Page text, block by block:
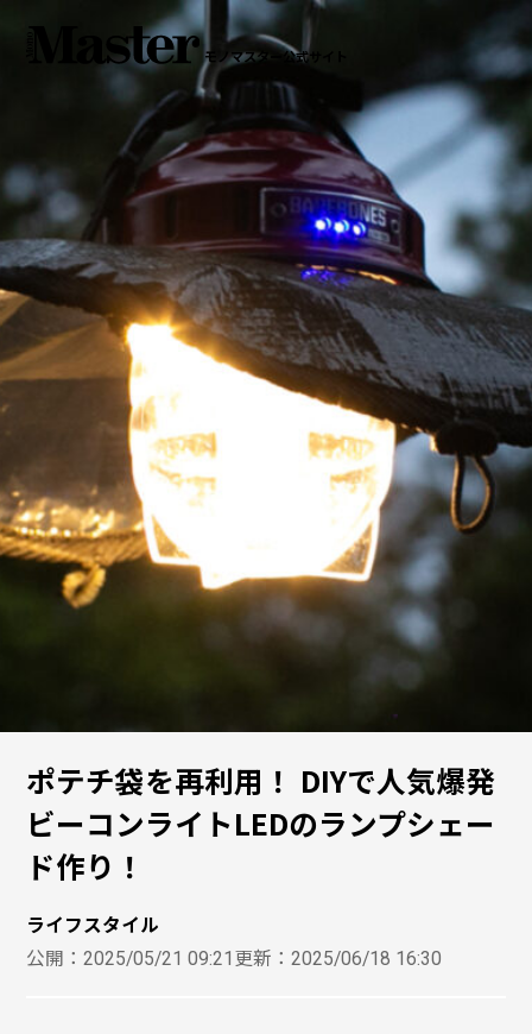
モノマスター公式サイト
ポテチ袋を再利用！ DIYで人気爆発
ビーコンライトLEDのランプシェー
ド作り！
ライフスタイル
公開：2025/05/21 09:21 更新：2025/06/18 16:30